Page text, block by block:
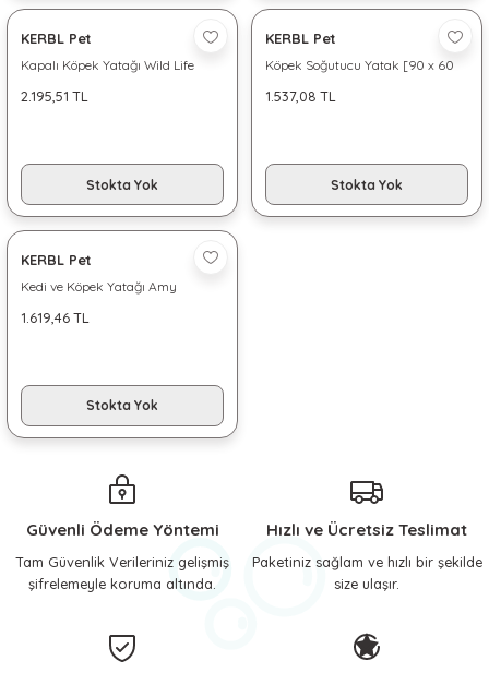
KERBL Pet
Kapalı Köpek Yatağı Wild Life
2.195,51 TL
Stokta Yok
KERBL Pet
Köpek Soğutucu Yatak [90 x 60
1.537,08 TL
Stokta Yok
KERBL Pet
Kedi ve Köpek Yatağı Amy
1.619,46 TL
Stokta Yok
Güvenli Ödeme Yöntemi
Tam Güvenlik Verileriniz gelişmiş
şifrelemeyle koruma altında.
Hızlı ve Ücretsiz Teslimat
Paketiniz sağlam ve hızlı bir şekilde
size ulaşır.